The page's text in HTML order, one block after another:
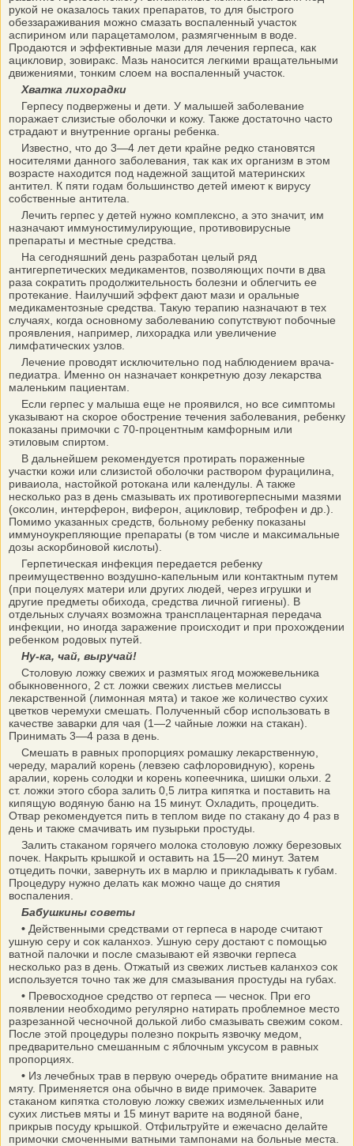
рукой не оказалось таких препаратов, то для быстрого
обеззараживания можно смазать воспаленный участок
аспирином или парацетамолом, размягченным в воде.
Продаются и эффективные мази для лечения герпеса, как
ацикловир, зовиракс. Мазь наносится легкими вращательными
движениями, тонким слоем на воспаленный участок.
Хватка лихорадки
Герпесу подвержены и дети. У малышей заболевание
поражает слизистые оболочки и кожу. Также достаточно часто
страдают и внутренние органы ребенка.
Известно, что до 3—4 лет дети крайне редко становятся
носителями данного заболевания, так как их организм в этом
возрасте находится под надежной защитой материнских
антител. К пяти годам большинство детей имеют к вирусу
собственные антитела.
Лечить герпес у детей нужно комплексно, а это значит, им
назначают иммуностимулирующие, противовирусные
препараты и местные средства.
На сегодняшний день разработан целый ряд
антигерпетических медикаментов, позволяющих почти в два
раза сократить продолжительность болезни и облегчить ее
протекание. Наилучший эффект дают мази и оральные
медикаментозные средства. Такую терапию назначают в тех
случаях, когда основному заболеванию сопутствуют побочные
проявления, например, лихорадка или увеличение
лимфатических узлов.
Лечение проводят исключительно под наблюдением врача-
педиатра. Именно он назначает конкретную дозу лекарства
маленьким пациентам.
Если герпес у малыша еще не проявился, но все симптомы
указывают на скорое обострение течения заболевания, ребенку
показаны примочки с 70-процентным камфорным или
этиловым спиртом.
В дальнейшем рекомендуется протирать пораженные
участки кожи или слизистой оболочки раствором фурацилина,
риваиола, настойкой ротокана или календулы. А также
несколько раз в день смазывать их противогерпесными мазями
(оксолин, интерферон, виферон, ацикловир, теброфен и др.).
Помимо указанных средств, больному ребенку показаны
иммуноукрепляющие препараты (в том числе и максимальные
дозы аскорбиновой кислоты).
Герпетическая инфекция передается ребенку
преимущественно воздушно-капельным или контактным путем
(при поцелуях матери или других людей, через игрушки и
другие предметы обихода, средства личной гигиены). В
отдельных случаях возможна трансплацентарная передача
инфекции, но иногда заражение происходит и при прохождении
ребенком родовых путей.
Ну-ка, чай, выручай!
Столовую ложку свежих и размятых ягод можжевельника
обыкновенного, 2 ст. ложки свежих листьев мелиссы
лекарственной (лимонная мята) и такое же количество сухих
цветков черемухи смешать. Полученный сбор использовать в
качестве заварки для чая (1—2 чайные ложки на стакан).
Принимать 3—4 раза в день.
Смешать в равных пропорциях ромашку лекарственную,
череду, маралий корень (лев­зею сафлоровидную), корень
аралии, корень солодки и корень копеечника, шишки ольхи. 2
ст. ложки этого сбора залить 0,5 литра кипятка и поставить на
кипящую водяную баню на 15 минут. Охладить, процедить.
Отвар рекомендуется пить в теплом виде по стакану до 4 раз в
день и также смачивать им пузырьки простуды.
Залить стаканом горячего молока столовую ложку березовых
почек. Накрыть крышкой и оставить на 15—20 минут. Затем
отцедить почки, завернуть их в марлю и прикладывать к губам.
Процедуру нужно делать как можно чаще до снятия
воспаления.
Бабушкины советы
• Действенными средствами от герпеса в народе считают
ушную серу и сок каланхоэ. Ушную серу достают с помощью
ватной палочки и после смазывают ей язвочки герпеса
несколько раз в день. Отжатый из свежих листьев каланхоэ сок
используется точно так же для смазывания простуды на губах.
• Превосходное средство от герпеса — чеснок. При его
появлении необходимо регулярно натирать проблемное место
разрезанной чесночной долькой либо смазывать свежим соком.
После этой процедуры полезно покрыть язвочку медом,
предварительно смешанным с яблочным уксусом в равных
пропорциях.
• Из лечебных трав в первую очередь обратите внимание на
мяту. Применяется она обычно в виде примочек. Заварите
стаканом кипятка столовую ложку свежих измельченных или
сухих листьев мяты и 15 минут варите на водяной бане,
прикрыв посуду крышкой. Отфильтруйте и ежечасно делайте
примочки смоченными ватными тампонами на больные места.